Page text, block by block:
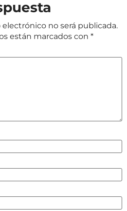
no será publicada.
están marcados con *